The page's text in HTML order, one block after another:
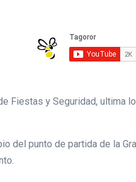
Fiestas y Seguridad,
del punto de partida de la